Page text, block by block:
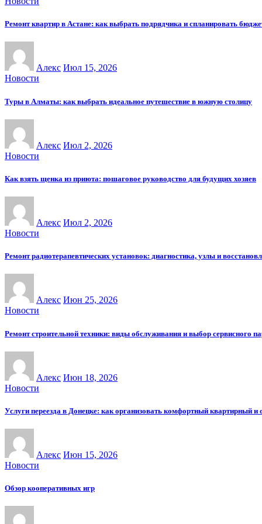
Ремонт квартир в Астане: как выбрать подрядчика и спланировать
Алекс Июл 15, 2026
Новости
Туры в Алматы: как выбрать идеальное путешествие в южную столицу
Алекс Июл 2, 2026
Новости
Как взять щенка из приюта: пошаговое руководство для будущих хозяев
Алекс Июл 2, 2026
Новости
Ремонт радиотерапевтических установок: диагностика, узлы и
Алекс Июн 25, 2026
Новости
Ремонт строительной техники: виды обслуживания и выбор сервисного
Алекс Июн 18, 2026
Новости
Услуги переезда в Донецке: как организовать комфортный квартирный и
Алекс Июн 15, 2026
Новости
Обзор кооперативных игр